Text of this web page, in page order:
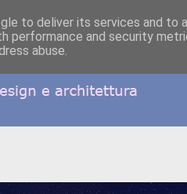
to deliver its services and to
performance and security
abuse.